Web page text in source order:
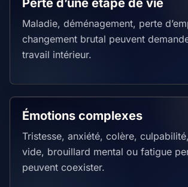
Maladie, déménagement, perte
changement brutal peuvent
travail intérieur.
Émotions complexes
Tristesse, anxiété, colère,
vide, brouillard mental ou fatigue
peuvent coexister.